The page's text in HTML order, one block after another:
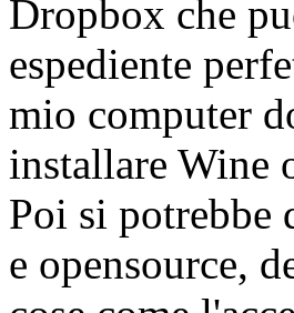
Dropbox che
espediente
mio computer
installare Wine
Poi si potrebbe
e opensource,